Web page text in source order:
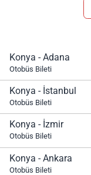
Konya - Adana
Otobüs Bileti
Konya - İstanbul
Otobüs Bileti
Konya - İzmir
Otobüs Bileti
Konya - Ankara
Otobüs Bileti